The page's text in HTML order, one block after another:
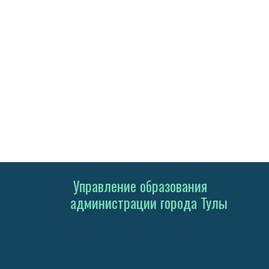
Управление образования
администрации города Тулы